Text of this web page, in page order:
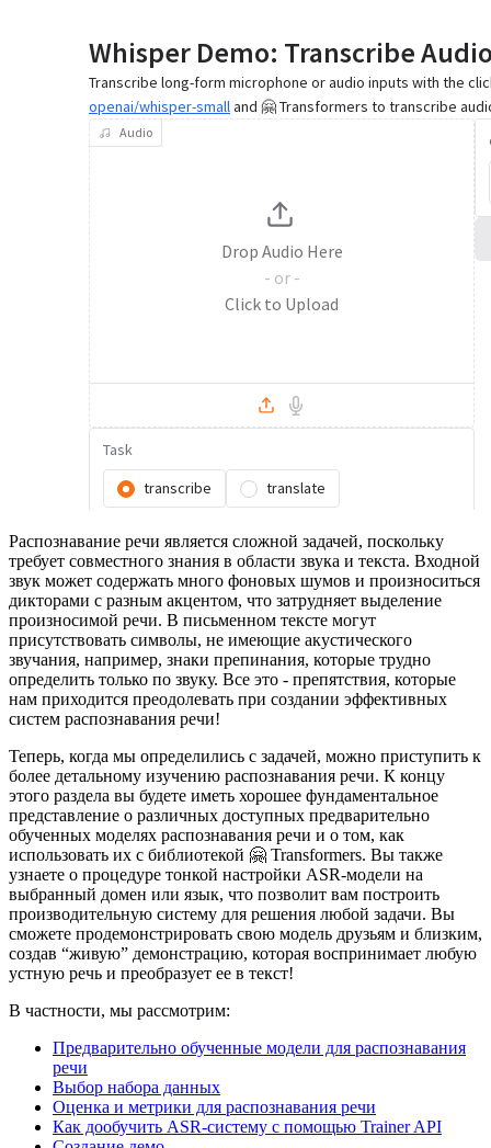
Распознавание речи является сложной задачей, поскольку
требует совместного знания в области звука и текста. Входной
звук может содержать много фоновых шумов и произноситься
дикторами с разным акцентом, что затрудняет выделение
произносимой речи. В письменном тексте могут
присутствовать символы, не имеющие акустического
звучания, например, знаки препинания, которые трудно
определить только по звуку. Все это - препятствия, которые
нам приходится преодолевать при создании эффективных
систем распознавания речи!
Теперь, когда мы определились с задачей, можно приступить к
более детальному изучению распознавания речи. К концу
этого раздела вы будете иметь хорошее фундаментальное
представление о различных доступных предварительно
обученных моделях распознавания речи и о том, как
использовать их с библиотекой 🤗 Transformers. Вы также
узнаете о процедуре тонкой настройки ASR-модели на
выбранный домен или язык, что позволит вам построить
производительную систему для решения любой задачи. Вы
сможете продемонстрировать свою модель друзьям и близким,
создав “живую” демонстрацию, которая воспринимает любую
устную речь и преобразует ее в текст!
В частности, мы рассмотрим:
Предварительно обученные модели для распознавания
речи
Выбор набора данных
Оценка и метрики для распознавания речи
Как дообучить ASR-систему с помощью Trainer API